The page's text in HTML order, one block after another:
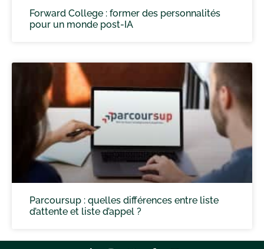
Forward College : former des personnalités
pour un monde post-IA
Parcoursup : quelles différences entre liste
d’attente et liste d’appel ?